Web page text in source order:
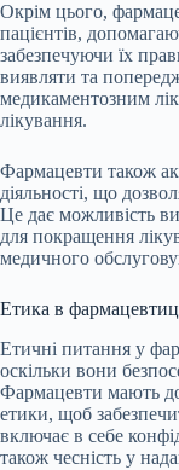
Окрім цього,
пацієнтів,
забезпечуючи їх
виявляти та
медикаментозним
лікування.
Фармацевти також
діяльності, що
Це дає можливість
для покращення
медичного
Етика в
Етичні питання у
оскільки вони
Фармацевти мають
етики, щоб
включає в себе
також чесність у